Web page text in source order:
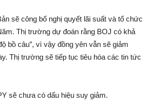
sẽ công bố nghị quyết lãi suất và tổ chức
Thị trường dự đoán rằng BOJ có khả
bồ câu”, vì vậy đồng yên vẫn sẽ giảm
Thị trường sẽ tiếp tục tiêu hóa các tin tức
sẽ chưa có dấu hiệu suy giảm.